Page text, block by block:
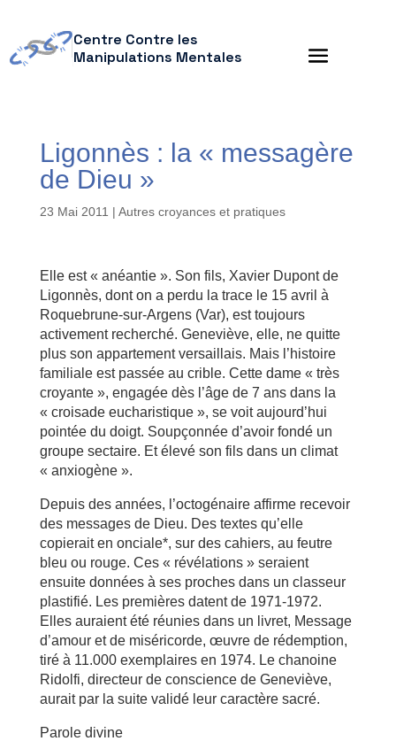
Centre Contre les
Manipulations Mentales
Ligonnès : la « messagère
de Dieu »
23 Mai 2011 | Autres croyances et pratiques
Elle est « anéantie ». Son fils, Xavier Dupont de
Ligonnès, dont on a perdu la trace le 15 avril à
Roquebrune-sur-Argens (Var), est toujours
activement recherché. Geneviève, elle, ne quitte
plus son appartement versaillais. Mais l’histoire
familiale est passée au crible. Cette dame « très
croyante », engagée dès l’âge de 7 ans dans la
« croisade eucharistique », se voit aujourd’hui
pointée du doigt. Soupçonnée d’avoir fondé un
groupe sectaire. Et élevé son fils dans un climat
« anxiogène ».
Depuis des années, l’octogénaire affirme recevoir
des messages de Dieu. Des textes qu’elle
copierait en onciale*, sur des cahiers, au feutre
bleu ou rouge. Ces « révélations » seraient
ensuite données à ses proches dans un classeur
plastifié. Les premières datent de 1971-1972.
Elles auraient été réunies dans un livret, Message
d’amour et de miséricorde, œuvre de rédemption,
tiré à 11.000 exemplaires en 1974. Le chanoine
Ridolfi, directeur de conscience de Geneviève,
aurait par la suite validé leur caractère sacré.
Parole divine